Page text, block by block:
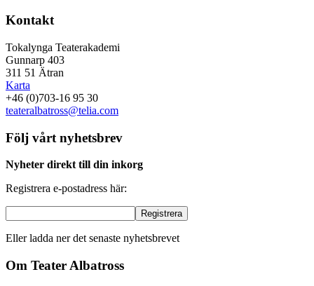
Kontakt
Tokalynga Teaterakademi
Gunnarp 403
311 51 Ätran
Karta
+46 (0)703-16 95 30
teateralbatross@telia.com
Följ vårt nyhetsbrev
Nyheter direkt till din inkorg
Registrera e-postadress här:
Eller ladda ner det senaste nyhetsbrevet
Om Teater Albatross